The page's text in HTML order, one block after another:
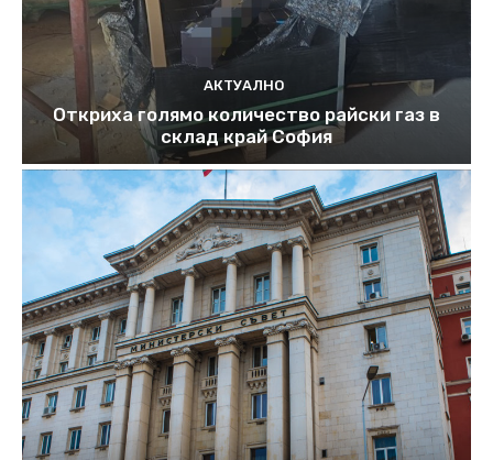
АКТУАЛНО
Откриха голямо количество райски газ в
склад край София